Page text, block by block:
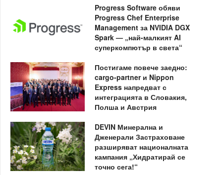
Progress Software обяви
Progress Chef Enterprise
Management за NVIDIA DGX
Spark — „най-малкият AI
суперкомпютър в света“
Постигаме повече заедно:
cargo-partner и Nippon
Express напредват с
интеграцията в Словакия,
Полша и Австрия
DEVIN Минерална и
Дженерали Застраховане
разширяват националната
кампания „Хидратирай се
точно сега!“